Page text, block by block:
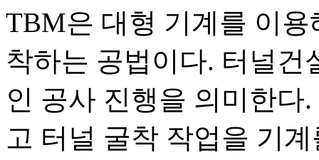
TBM은 대형 기계를 이
착하는 공법이다. 터널
인 공사 진행을 의미한
고 터널 굴착 작업을 기